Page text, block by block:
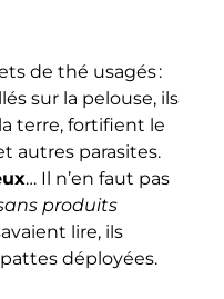
de thé usagés :
sur la pelouse, ils
terre, fortifient le
autres parasites.
… Il n’en faut pas
produits
lire, ils
déployées.